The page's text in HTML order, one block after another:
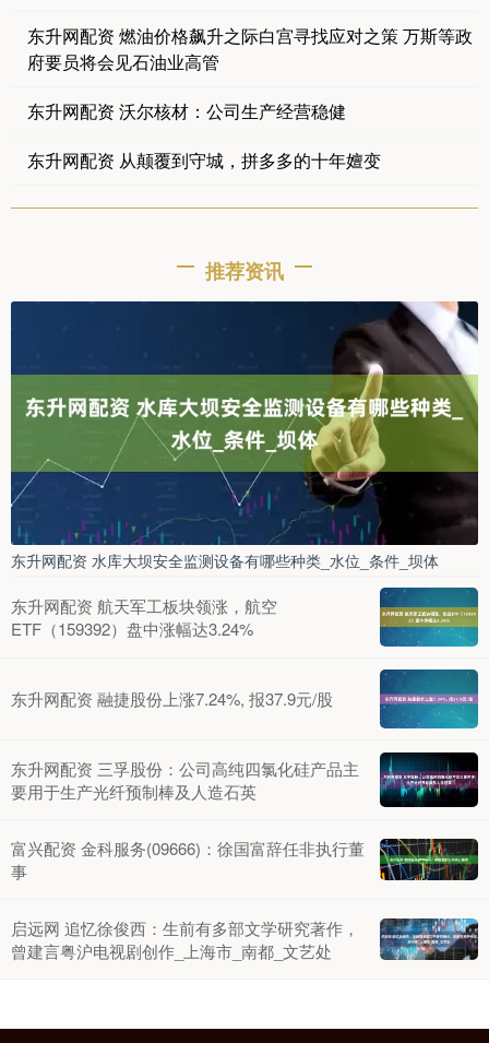
东升网配资 燃油价格飙升之际白宫寻找应对之策 万斯等政
府要员将会见石油业高管
东升网配资 沃尔核材：公司生产经营稳健
东升网配资 从颠覆到守城，拼多多的十年嬗变
推荐资讯
东升网配资 水库大坝安全监测设备有哪些种类_水位_条件_坝体
东升网配资 航天军工板块领涨，航空
ETF（159392）盘中涨幅达3.24%
东升网配资 融捷股份上涨7.24%, 报37.9元/股
东升网配资 三孚股份：公司高纯四氯化硅产品主
要用于生产光纤预制棒及人造石英
富兴配资 金科服务(09666)：徐国富辞任非执行董
事
启远网 追忆徐俊西：生前有多部文学研究著作，
曾建言粤沪电视剧创作_上海市_南都_文艺处